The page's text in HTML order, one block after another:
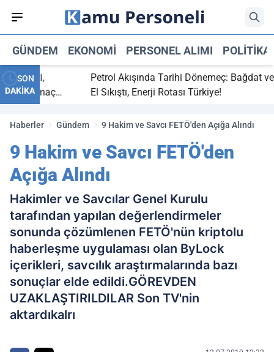
GÜNDEM EKONOMI PERSONEL ALIMI POLITIKA
SON
DAKİKA
bitti,
maç
Petrol Akışında Tarihi Dönemeç: Bağdat ve
El Sıkıştı, Enerji Rotası Türkiye!
Haberler Gündem 9 Hakim ve Savcı FETÖ'den Açığa Alındı
9 Hakim ve Savcı FETÖ'den
Açığa Alındı
Hakimler ve Savcılar Genel Kurulu
tarafından yapılan değerlendirmeler
sonunda çözümlenen FETÖ'nün kriptolu
haberleşme uygulaması olan ByLock
içerikleri, savcılık araştırmalarında bazı
sonuçlar elde edildi.GÖREVDEN
UZAKLAŞTIRILDILAR Son TV'nin
aktardıkalrı